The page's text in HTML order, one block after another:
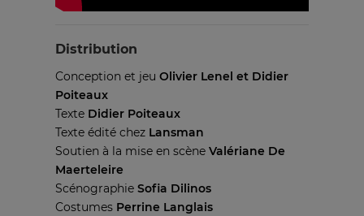
Distribution
Conception et jeu Olivier Lenel et Didier
Poiteaux
Texte Didier Poiteaux
Texte édité chez Lansman
Soutien à la mise en scène Valériane De
Maerteleire
Scénographie Sofia Dilinos
Costumes Perrine Langlais